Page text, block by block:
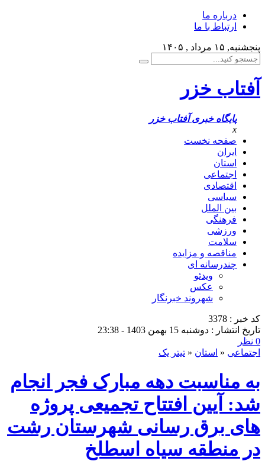
درباره ما
ارتباط با ما
پنجشنبه, ۱۵ مرداد , ۱۴۰۵
آفتاب خزر
پایگاه خبری آفتاب خزر
x
صفحه نخست
ایران
استان
اجتماعی
اقتصادی
سیاسی
بین الملل
فرهنگی
ورزشی
سلامت
مناقصه و مزایده
چندرسانه ای
ویدئو
عکس
شهروند خبرنگار
کد خبر : 3378
تاریخ انتشار : دوشنبه 15 بهمن 1403 - 23:38
0 نظر
اجتماعی « استان « تیتر یک
به مناسبت دهه مبارک فجر انجام
شد: آیین افتتاح تجمیعی پروژه
های برق رسانی شهرستان رشت
در منطقه سیاه اسطلخ